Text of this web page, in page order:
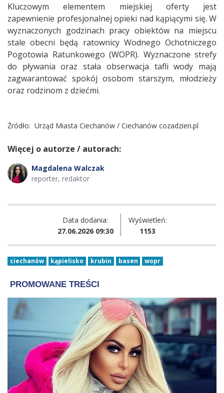
Kluczowym elementem miejskiej oferty jest
zapewnienie profesjonalnej opieki nad kąpiącymi się. W
wyznaczonych godzinach pracy obiektów na miejscu
stale obecni będą ratownicy Wodnego Ochotniczego
Pogotowia Ratunkowego (WOPR). Wyznaczone strefy
do pływania oraz stała obserwacja tafli wody mają
zagwarantować spokój osobom starszym, młodzieży
oraz rodzinom z dziećmi.
Źródło: Urząd Miasta Ciechanów / Ciechanów cozadzien.pl
Więcej o autorze / autorach:
Magdalena Walczak
reporter, redaktor
Data dodania:
27.06.2026 09:30
Wyświetleń:
1153
ciechanów kąpielisko krubin basen wopr